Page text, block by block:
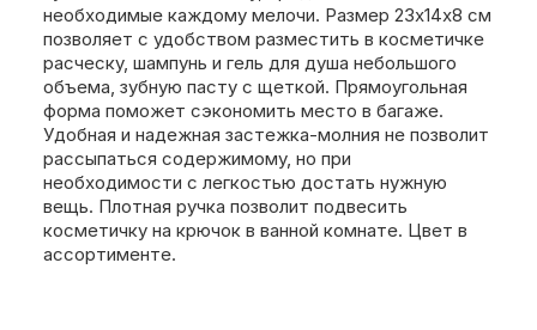
необходимые каждому мелочи. Размер 23х14х8 см
позволяет с удобством разместить в косметичке
расческу, шампунь и гель для душа небольшого
объема, зубную пасту с щеткой. Прямоугольная
форма поможет сэкономить место в багаже.
Удобная и надежная застежка-молния не позволит
рассыпаться содержимому, но при
необходимости с легкостью достать нужную
вещь. Плотная ручка позволит подвесить
косметичку на крючок в ванной комнате. Цвет в
ассортименте.